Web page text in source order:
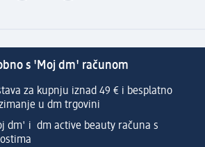
s 'Moj dm' računom
za kupnju iznad 49 € i besplatno
u dm trgovini
dm' i dm active beauty računa s